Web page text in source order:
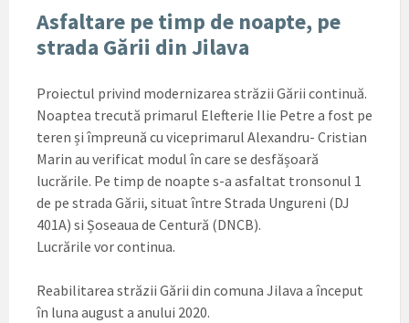
Asfaltare pe timp de noapte, pe
strada Gării din Jilava
Proiectul privind modernizarea străzii Gării continuă.
Noaptea trecută primarul Elefterie Ilie Petre a fost pe
teren și împreună cu viceprimarul Alexandru- Cristian
Marin au verificat modul în care se desfășoară
lucrările. Pe timp de noapte s-a asfaltat tronsonul 1
de pe strada Gării, situat între Strada Ungureni (DJ
401A) si Șoseaua de Centură (DNCB).
Lucrările vor continua.
Reabilitarea străzii Gării din comuna Jilava a început
în luna august a anului 2020.